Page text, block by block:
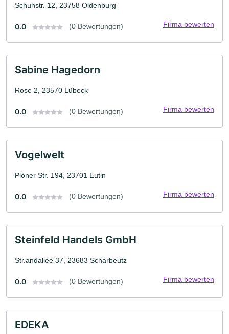
Schuhstr. 12, 23758 Oldenburg
0.0 (0 Bewertungen) Firma bewerten
Sabine Hagedorn
Rose 2, 23570 Lübeck
0.0 (0 Bewertungen) Firma bewerten
Vogelwelt
Plöner Str. 194, 23701 Eutin
0.0 (0 Bewertungen) Firma bewerten
Steinfeld Handels GmbH
Str.andallee 37, 23683 Scharbeutz
0.0 (0 Bewertungen) Firma bewerten
EDEKA